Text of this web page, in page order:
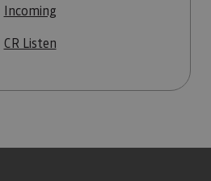
Incoming
CR Listen